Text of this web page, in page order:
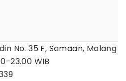
No. 35 F, Samaan, Malang
23.00 WIB